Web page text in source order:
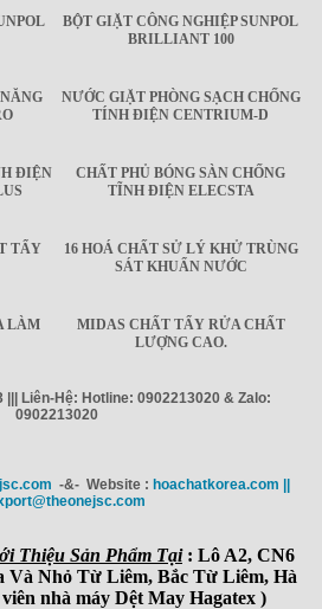
BỘT GIẶT CÔNG NGHIỆP SUNPOL
BRILLIANT 100
NƯỚC GIẶT PHÒNG SẠCH CHỐNG
TÍNH ĐIỆN CENTRIUM-D
ĐIỆN
CHẤT PHỦ BÓNG SÀN CHỐNG
TĨNH ĐIỆN ELECSTA
TẨY
16 HOÁ CHẤT SỬ LÝ KHỬ TRÙNG
SÁT KHUẨN NƯỚC
LÀM
MIDAS CHẤT TẨY RỬA CHẤT
LƯỢNG CAO.
||| Liên-Hệ: Hotline: 0902213020 & Zalo:
0902213020
-&- Website : hoachatkorea.com ||
Thiệu Sản Phẩm Tại: Lô A2, CN6
Và Nhỏ Từ Liêm, Bắc Từ Liêm, Hà
nhà máy Dệt May Hagatex )